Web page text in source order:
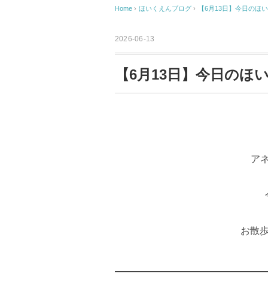
Home › ほいくえんブログ › 【6月13日】今日のほ
2026-06-13
【6月13日】今日のほ
ア
お散